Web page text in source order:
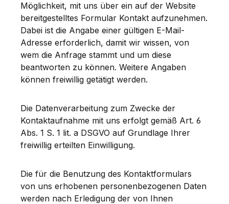
Möglichkeit, mit uns über ein auf der Website
bereitgestelltes Formular Kontakt aufzunehmen.
Dabei ist die Angabe einer gültigen E-Mail-
Adresse erforderlich, damit wir wissen, von
wem die Anfrage stammt und um diese
beantworten zu können. Weitere Angaben
können freiwillig getätigt werden.
Die Datenverarbeitung zum Zwecke der
Kontaktaufnahme mit uns erfolgt gemäß Art. 6
Abs. 1 S. 1 lit. a DSGVO auf Grundlage Ihrer
freiwillig erteilten Einwilligung.
Die für die Benutzung des Kontaktformulars
von uns erhobenen personenbezogenen Daten
werden nach Erledigung der von Ihnen